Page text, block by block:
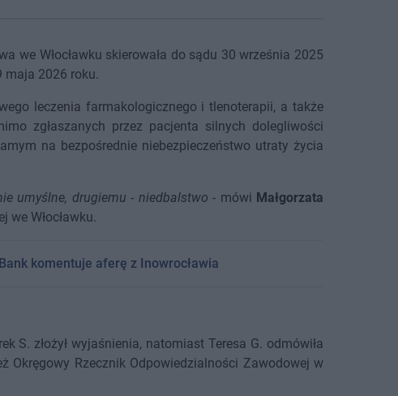
we Włocławku skierowała do sądu 30 września 2025
maja 2026 roku.
leczenia farmakologicznego i tlenoterapii, a także
zgłaszanych przez pacjenta silnych dolegliwości
na bezpośrednie niebezpieczeństwo utraty życia
umyślne, drugiemu - niedbalstwo - mówi Małgorzata
we Włocławku.
komentuje aferę z Inowrocławia
S. złożył wyjaśnienia, natomiast Teresa G. odmówiła
Okręgowy Rzecznik Odpowiedzialności Zawodowej w